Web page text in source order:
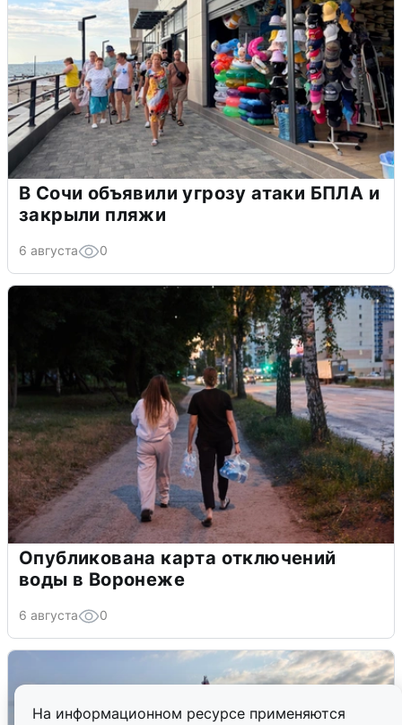
На информационном ресурсе применяются
В Сочи объявили угрозу атаки БПЛА и
закрыли пляжи
6 августа 0
Опубликована карта отключений
воды в Воронеже
6 августа 0